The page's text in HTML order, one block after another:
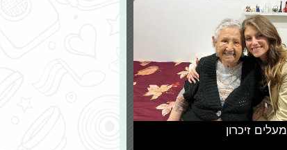
זיכרון